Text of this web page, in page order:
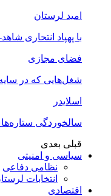
امید لرستان
با پهپاد انتحاری شاهد-۱۳۶ بیشتر آشنا
فضای مجازی
شغل‌‌هایی که در
اسلایدر
سالخوردگی
قبلی بعدی
سیاسی و امنیتی
نظامی دفاعی
انتخابات
اقتصادی